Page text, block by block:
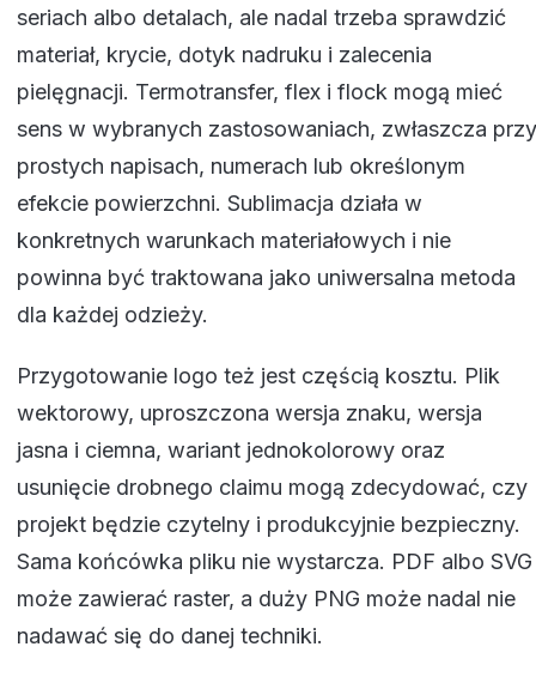
seriach albo detalach, ale nadal trzeba sprawdzić
materiał, krycie, dotyk nadruku i zalecenia
pielęgnacji. Termotransfer, flex i flock mogą mieć
sens w wybranych zastosowaniach, zwłaszcza przy
prostych napisach, numerach lub określonym
efekcie powierzchni. Sublimacja działa w
konkretnych warunkach materiałowych i nie
powinna być traktowana jako uniwersalna metoda
dla każdej odzieży.
Przygotowanie logo też jest częścią kosztu. Plik
wektorowy, uproszczona wersja znaku, wersja
jasna i ciemna, wariant jednokolorowy oraz
usunięcie drobnego claimu mogą zdecydować, czy
projekt będzie czytelny i produkcyjnie bezpieczny.
Sama końcówka pliku nie wystarcza. PDF albo SVG
może zawierać raster, a duży PNG może nadal nie
nadawać się do danej techniki.